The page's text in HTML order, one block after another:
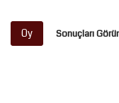
Oy Sonuçları